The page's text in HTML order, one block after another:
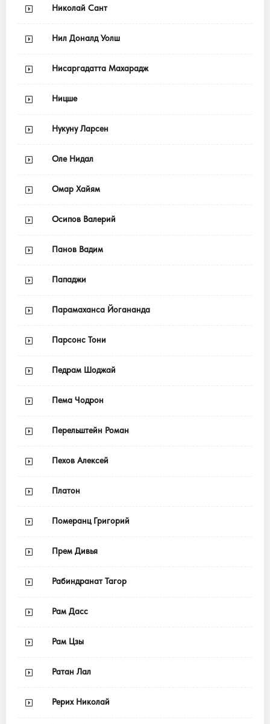
Николай Сант
Нил Доналд Уолш
Нисаргадатта Махарадж
Ницше
Нукуну Ларсен
Оле Нидал
Омар Хайям
Осипов Валерий
Панов Вадим
Пападжи
Парамаханса Йогананда
Парсонс Тони
Педрам Шоджай
Пема Чодрон
Перельштейн Роман
Пехов Алексей
Платон
Померанц Григорий
Прем Дивья
Рабиндранат Тагор
Рам Дасс
Рам Цзы
Ратан Лал
Рерих Николай